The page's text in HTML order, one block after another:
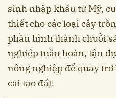
sinh nhập khẩu từ Mỹ,
thiết cho các loại cây
phần hình thành chuỗi
nghiệp tuần hoàn, tận
nông nghiệp để quay
cải tạo đất.